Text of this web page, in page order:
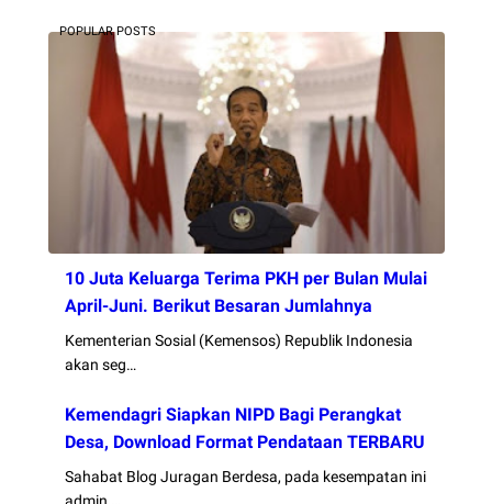
POPULAR POSTS
10 Juta Keluarga Terima PKH per Bulan Mulai
April-Juni. Berikut Besaran Jumlahnya
Kementerian Sosial (Kemensos) Republik Indonesia
akan seg…
Kemendagri Siapkan NIPD Bagi Perangkat
Desa, Download Format Pendataan TERBARU
Sahabat Blog Juragan Berdesa, pada kesempatan ini